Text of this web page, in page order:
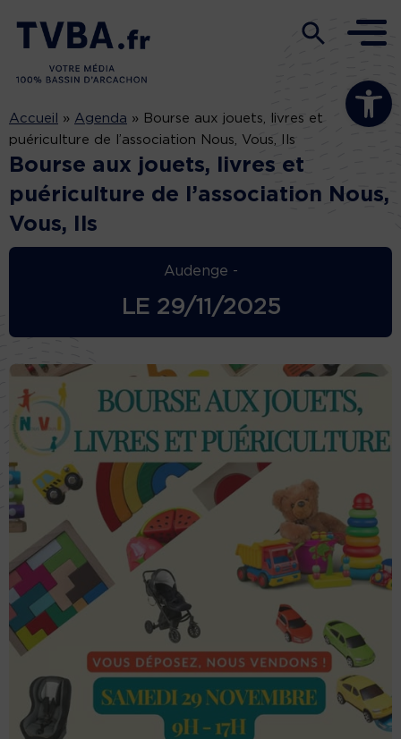
Ouvrir la
Accueil » Agenda » Bourse aux jouets, livres et
puériculture de l’association Nous, Vous, Ils
Bourse aux jouets, livres et
puériculture de l’association Nous,
Vous, Ils
Audenge -
LE 29/11/2025